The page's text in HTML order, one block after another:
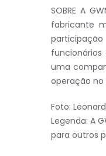
SOBRE A
fabricante
uma
operação no
Foto:
Legenda: A
para outros